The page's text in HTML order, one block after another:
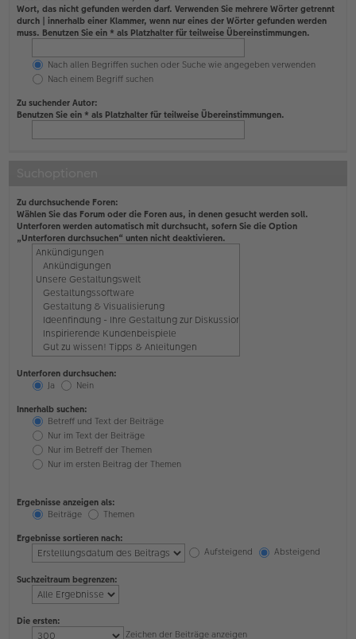
Wort, das nicht gefunden werden darf. Verwenden Sie mehrere Wörter getrennt
durch | innerhalb einer Klammer, wenn nur eines der Wörter gefunden werden
muss. Benutzen Sie ein * als Platzhalter für teilweise Übereinstimmungen.
Nach allen Begriffen suchen oder Suche wie angegeben verwenden
Nach einem Begriff suchen
Zu suchender Autor:
Benutzen Sie ein * als Platzhalter für teilweise Übereinstimmungen.
Zu durchsuchende Foren:
Wählen Sie das Forum oder die Foren aus, in denen gesucht werden soll.
Unterforen werden automatisch mit durchsucht, sofern Sie die Option
„Unterforen durchsuchen“ unten nicht deaktivieren.
Unterforen durchsuchen:
Ja
Nein
Innerhalb suchen:
Betreff und Text der Beiträge
Nur im Text der Beiträge
Nur im Betreff der Themen
Nur im ersten Beitrag der Themen
Ergebnisse anzeigen als:
Beiträge
Themen
Ergebnisse sortieren nach:
Aufsteigend
Absteigend
Suchzeitraum begrenzen:
Die ersten:
Zeichen der Beiträge anzeigen